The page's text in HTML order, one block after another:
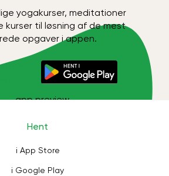
yogakurser, meditationer
kurser til løsning af de mest
opgaver i appen.
Hent
i App Store
i Google Play